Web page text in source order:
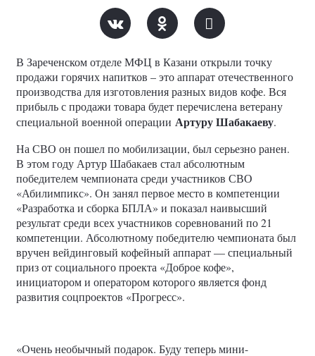
В Зареченском отделе МФЦ в Казани открыли точку
продажи горячих напитков – это аппарат отечественного
производства для изготовления разных видов кофе. Вся
прибыль с продажи товара будет перечислена ветерану
специальной военной операции Артуру Шабакаеву.
На СВО он пошел по мобилизации, был серьезно ранен.
В этом году Артур Шабакаев стал абсолютным
победителем чемпионата среди участников СВО
«Абилимпикс». Он занял первое место в компетенции
«Разработка и сборка БПЛА» и показал наивысший
результат среди всех участников соревнований по 21
компетенции. Абсолютному победителю чемпионата был
вручен вейдинговый кофейный аппарат — специальный
приз от социального проекта «Доброе кофе»,
инициатором и оператором которого является фонд
развития соцпроектов «Прогресс».
«Очень необычный подарок. Буду теперь мини-